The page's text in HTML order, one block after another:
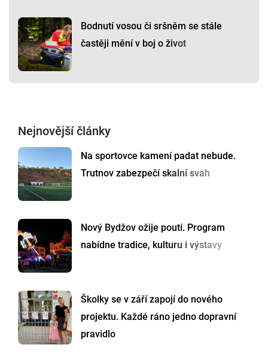
Bodnutí vosou či sršněm se stále
častěji mění v boj o život
Nejnovější články
Na sportovce kamení padat nebude.
Trutnov zabezpečí skalní svah
Nový Bydžov ožije poutí. Program
nabídne tradice, kulturu i výstavy
Školky se v září zapojí do nového
projektu. Každé ráno jedno dopravní
pravidlo